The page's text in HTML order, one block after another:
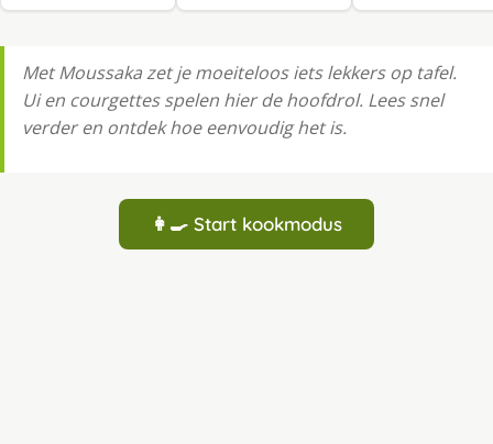
Met Moussaka zet je moeiteloos iets lekkers op tafel.
Ui en courgettes spelen hier de hoofdrol. Lees snel
verder en ontdek hoe eenvoudig het is.
👩‍🍳 Start kookmodus